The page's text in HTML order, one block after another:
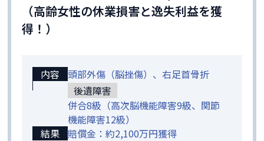
（高齢女性の休業損害と逸失利益を獲
得！）
内容
頭部外傷（脳挫傷）、右足首骨折
後遺障害
併合8級（高次脳機能障害9級、関節
機能障害12級）
結果
賠償金：約2,100万円獲得